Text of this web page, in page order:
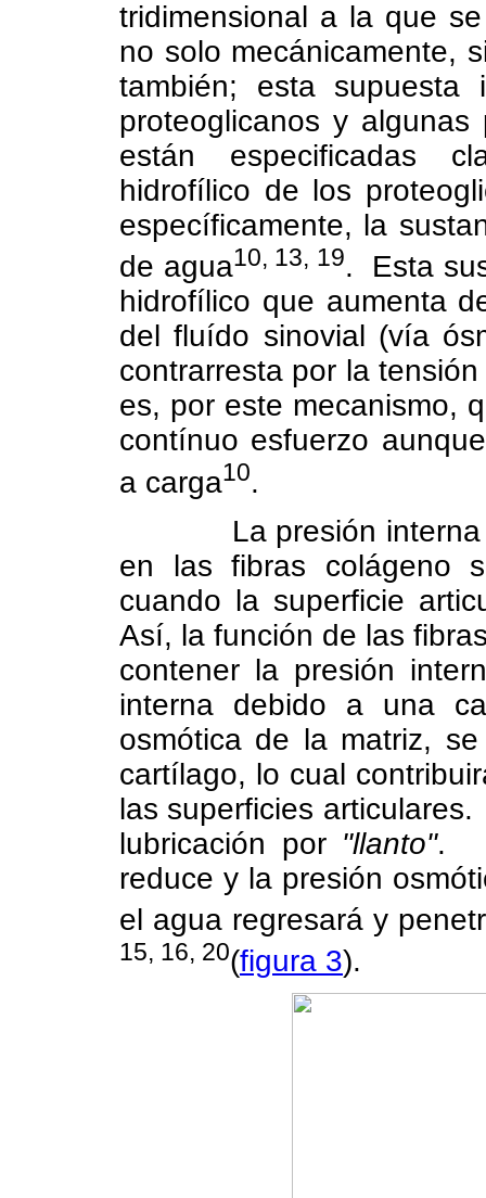
tridimensional a la que
no solo mecánicamente,
también; esta supuesta
proteoglicanos y
están especificadas
hidrofílico de los
específicamente, la
de agua10, 13, 19.
Esta
hidrofílico que aumenta
del fluído sinovial (vía
contrarresta por la
es, por este mecanismo,
contínuo esfuerzo
a carga10.
La presión
en las fibras colágeno
cuando la superficie
Así, la función de las
contener la presión
interna debido a una
osmótica de la matriz,
cartílago, lo cual
las superficies articulares.
lubricación por "llanto".
reduce y la presión
el agua regresará y
15, 16, 20(figura 3).